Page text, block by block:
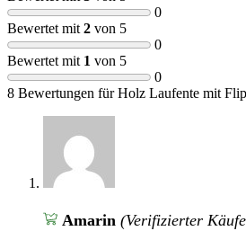
0
Bewertet mit 2 von 5
0
Bewertet mit 1 von 5
0
8 Bewertungen fürHolz Laufente mit
Amarin (Verifizierter